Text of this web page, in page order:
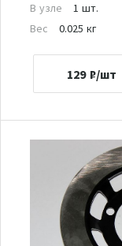
В узле
1 шт.
Вес
0.025 кг
129 ₽/шт